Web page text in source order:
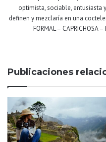
optimista, sociable, entusiasta
definen y mezclaría en una
FORMAL – CAPRICHOSA
Publicaciones